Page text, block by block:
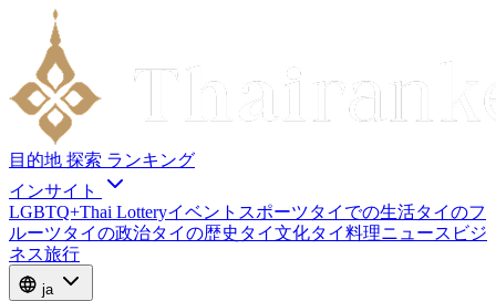
目的地 探索 ランキング
インサイト
LGBTQ+Thai Lotteryイベント スポーツタイでの生活タイのフ
ルーツタイの政治タイの歴史 タイ文化タイ料理ニュース ビジ
ネス旅行
ja